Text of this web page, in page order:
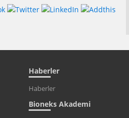
Haberler
Haberler
Bioneks Akademi